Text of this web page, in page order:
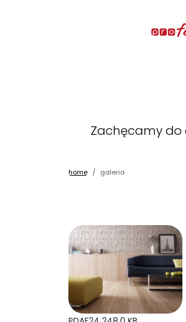
Zachęcamy do
home galeria